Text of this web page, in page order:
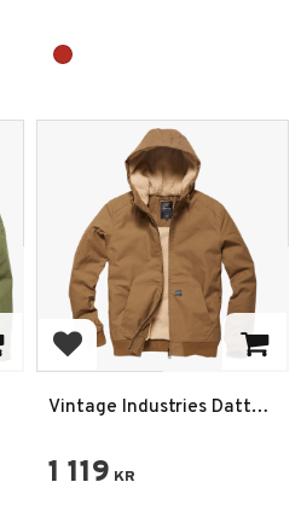
Add to favorites
Vintage Industries Datton
1 119 KR